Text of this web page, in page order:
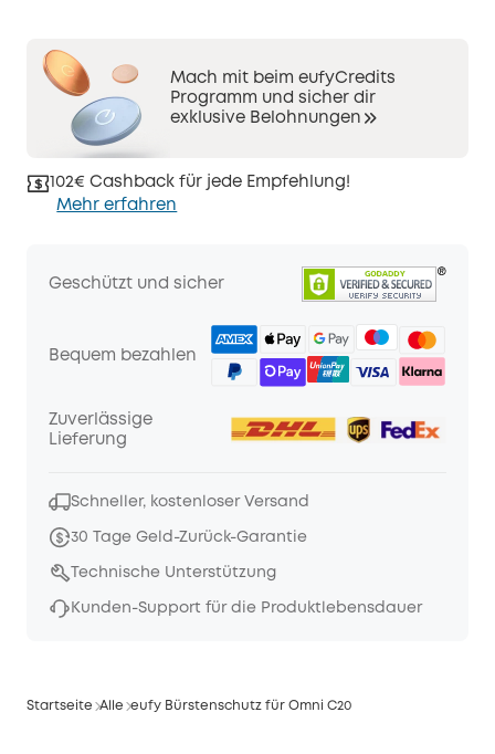
Mach mit beim eufyCredits
Programm und sicher dir
exklusive Belohnungen
102€ Cashback für jede Empfehlung!
Mehr erfahren
Geschützt und sicher
Bequem bezahlen
Zuverlässige
Lieferung
Schneller, kostenloser Versand
30 Tage Geld-Zurück-Garantie
Technische Unterstützung
Kunden-Support für die Produktlebensdauer
Startseite Alle eufy Bürstenschutz für Omni C20